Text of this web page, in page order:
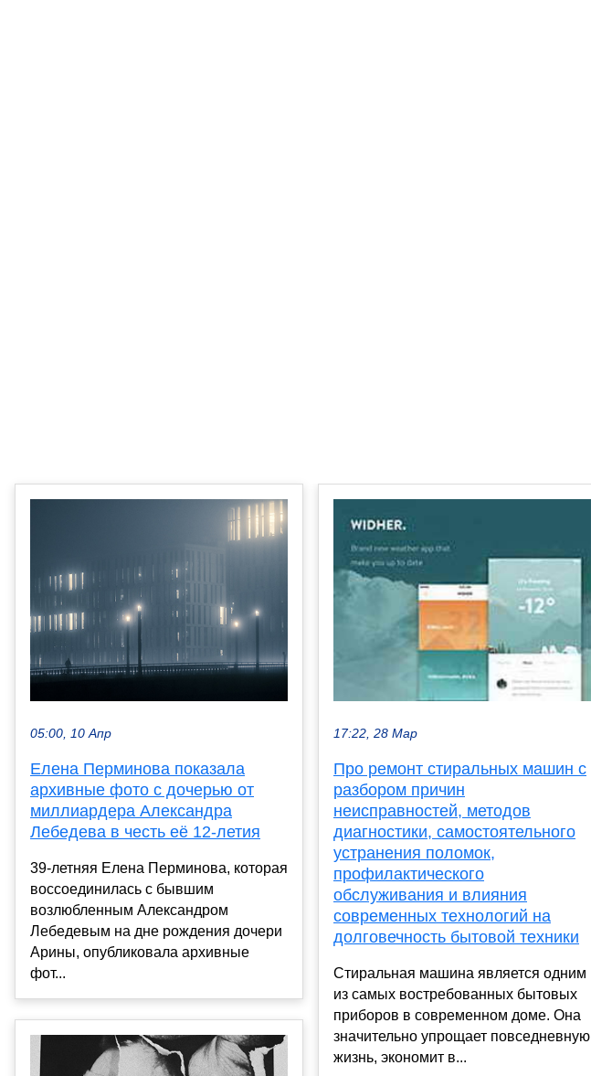
05:00, 10 Апр
Елена Перминова показала
архивные фото с дочерью от
миллиардера Александра
Лебедева в честь её 12-летия
39-летняя Елена Перминова, которая
воссоединилась с бывшим
возлюбленным Александром
Лебедевым на дне рождения дочери
Арины, опубликовала архивные
фот...
17:22, 28 Мар
Про ремонт стиральных машин с
разбором причин
неисправностей, методов
диагностики, самостоятельного
устранения поломок,
профилактического
обслуживания и влияния
современных технологий на
долговечность бытовой техники
Стиральная машина является одним
из самых востребованных бытовых
приборов в современном доме. Она
значительно упрощает повседневную
жизнь, экономит в...